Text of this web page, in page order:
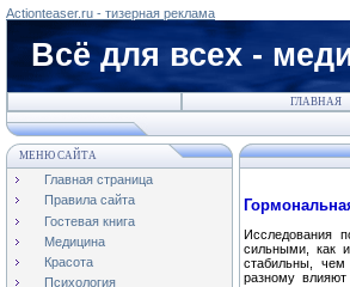
Actionteaser.ru - тизерная реклама
Всё для всех -
ГЛАВНАЯ
МЕНЮ САЙТА
Главная страница
Правила сайта
Гостевая книга
Медицина
Красота
Психология
Гормон
Исследования
сильными, как
стабильны,
разному